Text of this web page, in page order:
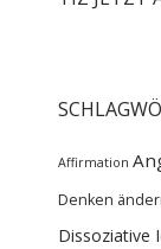
Affirmation
Denken
Dissoziative